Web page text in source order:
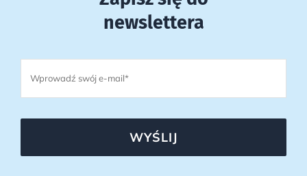
newslettera
WYŚLIJ